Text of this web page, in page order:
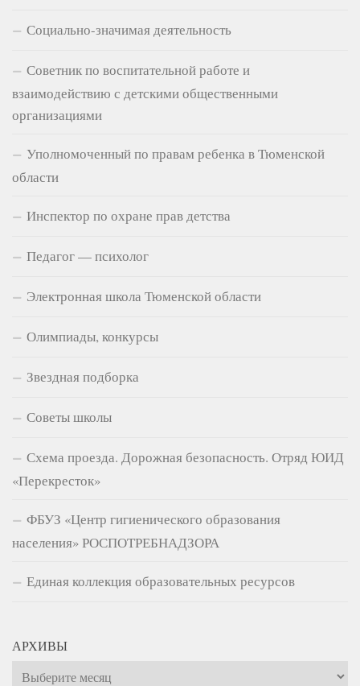
Социально-значимая деятельность
Советник по воспитательной работе и
взаимодействию с детскими общественными
организациями
Уполномоченный по правам ребенка в Тюменской
области
Инспектор по охране прав детства
Педагог — психолог
Электронная школа Тюменской области
Олимпиады, конкурсы
Звездная подборка
Советы школы
Схема проезда. Дорожная безопасность. Отряд ЮИД
«Перекресток»
ФБУЗ «Центр гигиенического образования
населения» РОСПОТРЕБНАДЗОРА
Единая коллекция образовательных ресурсов
АРХИВЫ
Архивы